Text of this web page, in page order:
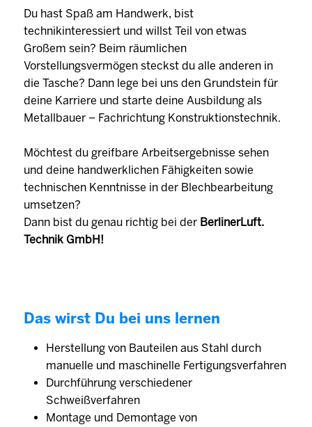
Du hast Spaß am Handwerk, bist
technikinteressiert und willst Teil von etwas
Großem sein? Beim räumlichen
Vorstellungsvermögen steckst du alle anderen in
die Tasche? Dann lege bei uns den Grundstein für
deine Karriere und starte deine Ausbildung als
Metallbauer – Fachrichtung Konstruktionstechnik.
Möchtest du greifbare Arbeitsergebnisse sehen
und deine handwerklichen Fähigkeiten sowie
technischen Kenntnisse in der Blechbearbeitung
umsetzen?
Dann bist du genau richtig bei der BerlinerLuft.
Technik GmbH!
Das wirst Du bei uns lernen
Herstellung von Bauteilen aus Stahl durch
manuelle und maschinelle Fertigungsverfahren
Durchführung verschiedener
Schweißverfahren
Montage und Demontage von